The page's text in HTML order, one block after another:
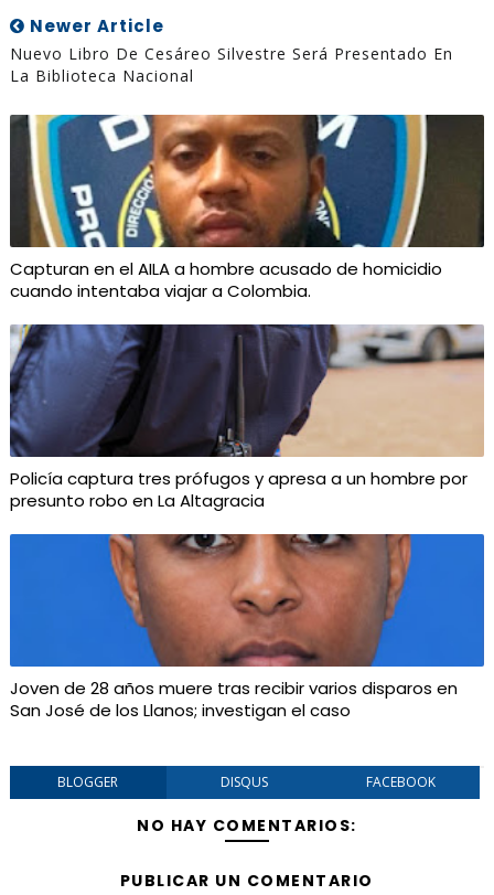
Newer Article
Nuevo Libro De Cesáreo Silvestre Será Presentado En
La Biblioteca Nacional
Capturan en el AILA a hombre acusado de homicidio
cuando intentaba viajar a Colombia.
Policía captura tres prófugos y apresa a un hombre por
presunto robo en La Altagracia
Joven de 28 años muere tras recibir varios disparos en
San José de los Llanos; investigan el caso
BLOGGER DISQUS FACEBOOK
NO HAY COMENTARIOS:
PUBLICAR UN COMENTARIO